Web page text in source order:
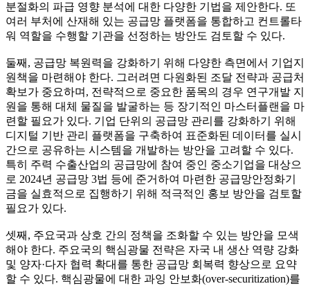
분절화의 파급 영향 분석에 대한 다양한 기법을 제안한다. 또
여러 부처에 산재해 있는 공급망 플랫폼을 통합하고 컨트롤타
워 역할을 수행할 기관을 선정하는 방안도 검토할 수 있다.
둘째, 공급망 복원력을 강화하기 위해 다양한 측면에서 기업지
원책을 마련해야 한다. 그러려면 다원화된 조달 전략과 공급처
확보가 중요하며, 전략적으로 중요한 품목의 경우 연구개발 지
원을 통해 대체 물질을 발굴하는 등 장기적인 마스터플랜을 마
련할 필요가 있다. 기업 단위의 공급망 관리를 강화하기 위해
디지털 기반 관리 플랫폼을 구축하여 표준화된 데이터를 실시
간으로 공유하는 시스템을 개발하는 방안을 고려할 수 있다.
특히 주력 수출산업의 공급망에 참여 중인 중소기업을 대상으
로 2024년 공급망 3법 등에 준거하여 마련한 공급망안정화기
금을 실효적으로 집행하기 위해 적극적인 홍보 방안을 검토할
필요가 있다.
셋째, 주요국과 상호 간의 정책을 조화할 수 있는 방안을 모색
해야 한다. 주요국의 핵심광물 전략은 자국 내 생산 역량 강화
및 양자·다자 협력 확대를 통한 공급망 회복력 향상으로 요약
할 수 있다. 핵심광물에 대한 과잉 안보화(over-securitization)를